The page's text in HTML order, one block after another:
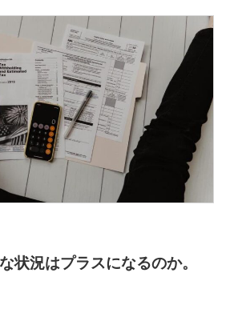
状況はプラスになるのか。